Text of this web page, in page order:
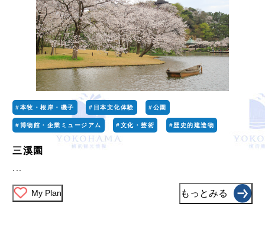
#本牧・根岸・磯子 #日本文化体験 #公園
#博物館・企業ミュージアム #文化・芸術 #歴史的建造物
三溪園
...
My Plan もっとみる